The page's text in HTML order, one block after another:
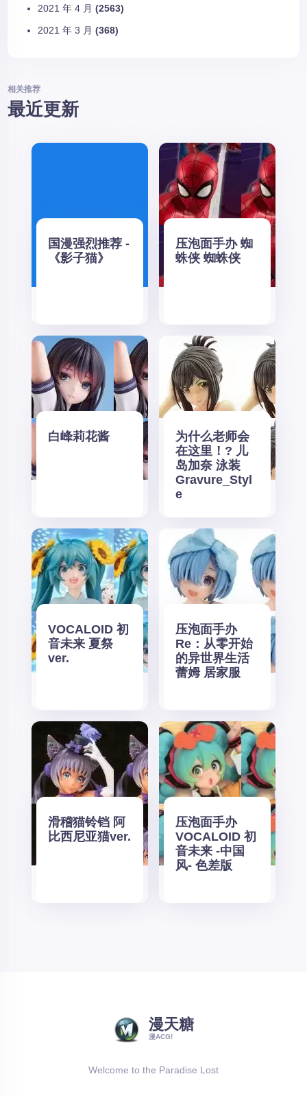
2021 年 4 月 (2563)
2021 年 3 月 (368)
相关推荐
最近更新
国漫强烈推荐 -
《影子猫》
压泡面手办 蜘
蛛侠 蜘蛛侠
白峰莉花酱
为什么老师会
在这里！? 儿
岛加奈 泳装
Gravure_Styl
e
VOCALOID 初
音未来 夏祭
ver.
压泡面手办
Re：从零开始
的异世界生活
蕾姆 居家服
滑稽猫铃铛 阿
比西尼亚猫ver.
压泡面手办
VOCALOID 初
音未来 -中国
风- 色差版
漫天糖
漫ACG!
Welcome to the Paradise Lost